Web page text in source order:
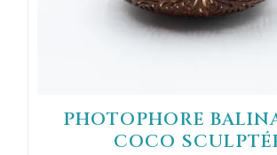
PHOTOPHORE
COCO